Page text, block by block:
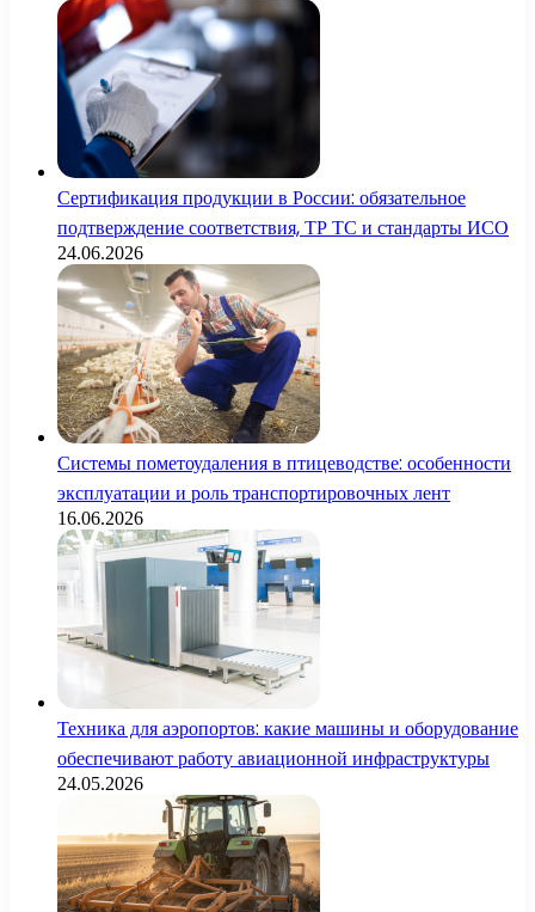
Сертификация продукции в России: обязательное
подтверждение соответствия, ТР ТС и стандарты ИСО
24.06.2026
Системы пометоудаления в птицеводстве: особенности
эксплуатации и роль транспортировочных лент
16.06.2026
Техника для аэропортов: какие машины и оборудование
обеспечивают работу авиационной инфраструктуры
24.05.2026